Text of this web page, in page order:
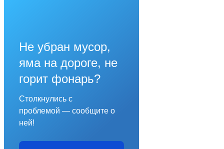
Не убран мусор,
яма на дороге, не
горит фонарь?
Столкнулись с
проблемой — сообщите о
ней!